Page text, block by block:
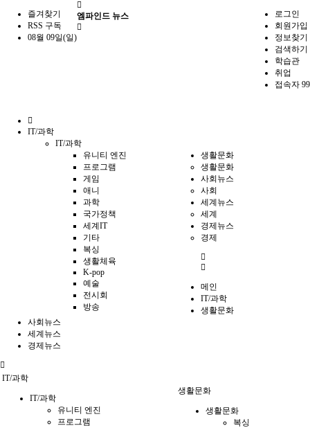
즐겨찾기
RSS 구독
08월 09일(일)
로그인
회원가입
정보찾기
검색하기
학습관
취업
접속자 99
엠파인드 뉴스
으
IT/과학
IT/과학
유니티 엔진
프로그램
게임
애니
과학
국가정책
세계IT
기타
생활문화
생활문화
복싱
생활체육
K-pop
예술
전시회
방송
사회뉴스
사회
세계뉴스
세계
경제뉴스
경제
뉴
메인
IT/과학
생활문화
사회뉴스
세계뉴스
경제뉴스
IT/과학
IT/과학
유니티 엔진
프로그램
생활문화
생활문화
복싱